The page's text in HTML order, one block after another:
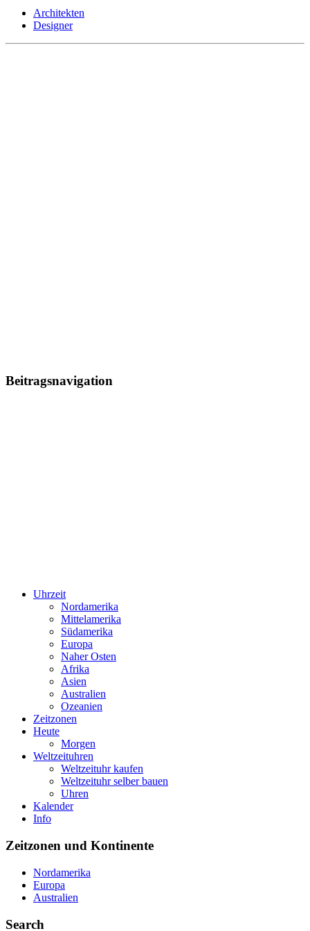
Architekten
Designer
Beitragsnavigation
Uhrzeit
Nordamerika
Mittelamerika
Südamerika
Europa
Naher Osten
Afrika
Asien
Australien
Ozeanien
Zeitzonen
Heute
Morgen
Weltzeituhren
Weltzeituhr kaufen
Weltzeituhr selber bauen
Uhren
Kalender
Info
Zeitzonen und Kontinente
Nordamerika
Europa
Australien
Search